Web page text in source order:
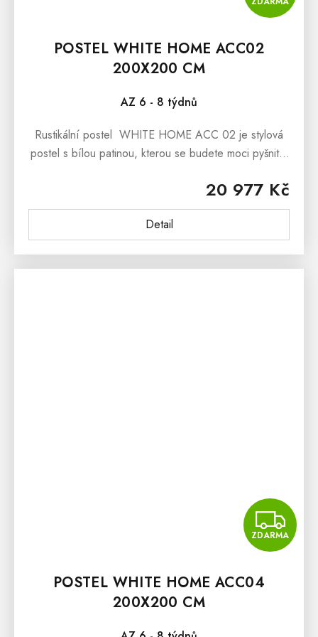
POSTEL WHITE HOME ACC02
200X200 CM
AZ 6 - 8 týdnů
20 977 Kč
Detail
Rustikální postel WHITE HOME ACC 02 je stylová
postel s bílou patinou, kterou se budete moci pyšnit v
WHITE HOME ACC 02...
ZDARMA
POSTEL WHITE HOME ACC04
200X200 CM